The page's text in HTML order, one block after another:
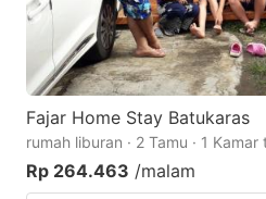
Fajar Home Stay Batukaras
rumah liburan · 2 Tamu · 1 Kamar
Rp 264.463 /malam